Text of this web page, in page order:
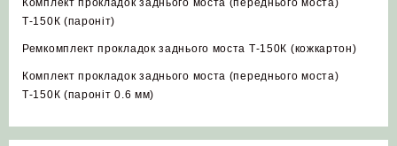
Комплект прокладок заднього моста (переднього моста)
Т-150К (пароніт)
Ремкомплект прокладок заднього моста Т-150К (кожкартон)
Комплект прокладок заднього моста (переднього моста)
Т-150К (пароніт 0.6 мм)